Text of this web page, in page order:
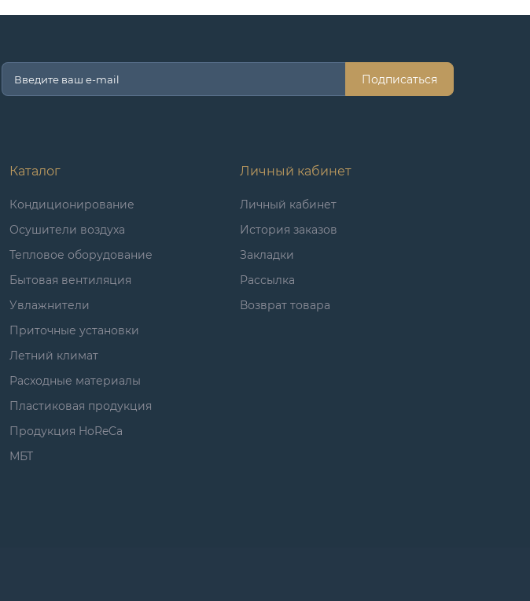
Подписаться
Каталог
Кондиционирование
Осушители воздуха
Тепловое оборудование
Бытовая вентиляция
Увлажнители
Приточные установки
Летний климат
Расходные материалы
Пластиковая продукция
Продукция HoReCa
МБТ
Личный кабинет
Личный кабинет
История заказов
Закладки
Рассылка
Возврат товара